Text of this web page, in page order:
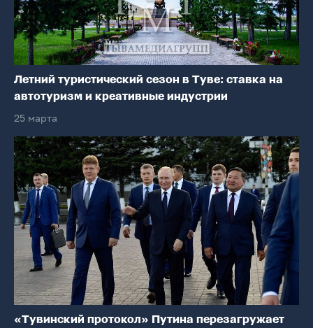
Летний туристический сезон в Туве: ставка на
автотуризм и креативные индустрии
25 марта
«Тувинский протокол» Путина перезагружает